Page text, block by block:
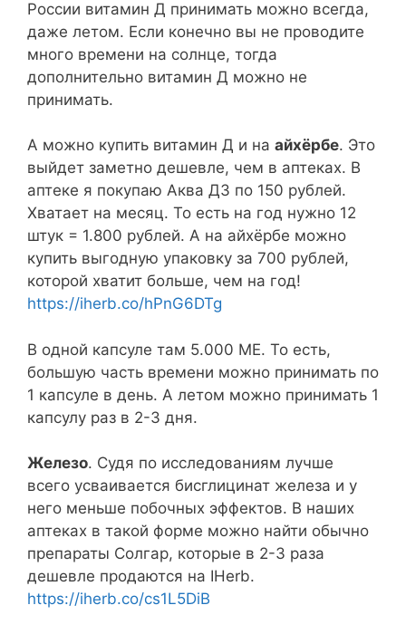
России витамин Д принимать можно всегда,
даже летом. Если конечно вы не проводите
много времени на солнце, тогда
дополнительно витамин Д можно не
принимать.
А можно купить витамин Д и на айхёрбе. Это
выйдет заметно дешевле, чем в аптеках. В
аптеке я покупаю Аква Д3 по 150 рублей.
Хватает на месяц. То есть на год нужно 12
штук = 1.800 рублей. А на айхёрбе можно
купить выгодную упаковку за 700 рублей,
которой хватит больше, чем на год!
https://iherb.co/hPnG6DTg
В одной капсуле там 5.000 МЕ. То есть,
большую часть времени можно принимать по
1 капсуле в день. А летом можно принимать 1
капсулу раз в 2-3 дня.
Железо. Судя по исследованиям лучше
всего усваивается бисглицинат железа и у
него меньше побочных эффектов. В наших
аптеках в такой форме можно найти обычно
препараты Солгар, которые в 2-3 раза
дешевле продаются на IHerb.
https://iherb.co/cs1L5DiB